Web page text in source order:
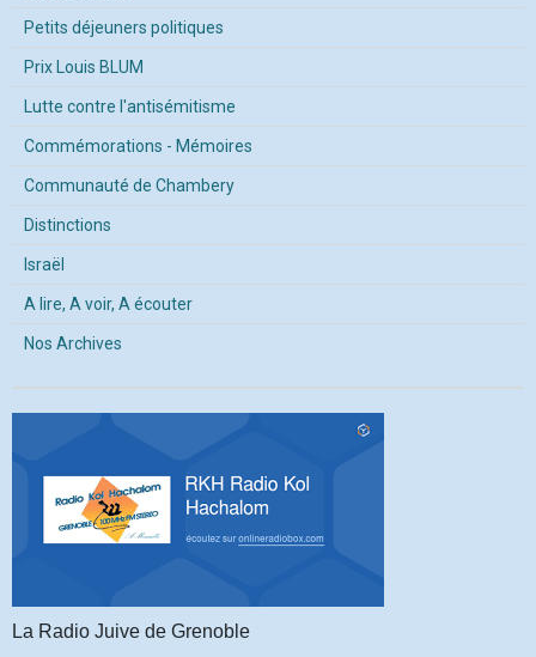
Petits déjeuners politiques
Prix Louis BLUM
Lutte contre l'antisémitisme
Commémorations - Mémoires
Communauté de Chambery
Distinctions
Israël
A lire, A voir, A écouter
Nos Archives
La Radio Juive de Grenoble